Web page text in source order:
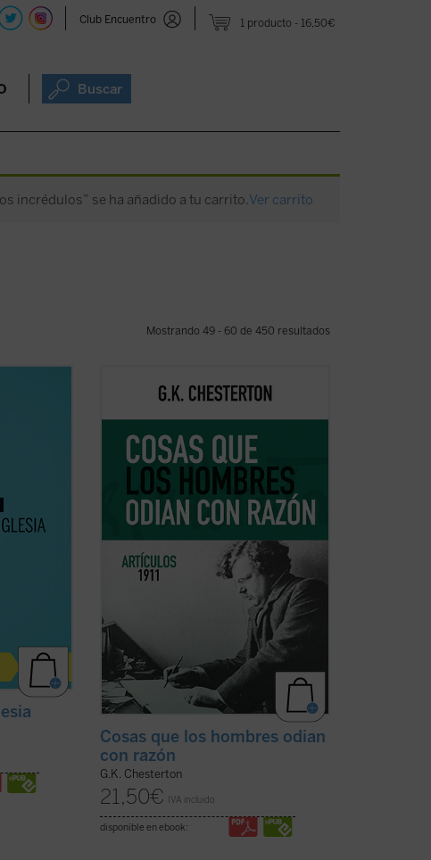
1 producto 16,50€
Club Encuentro
Buscar
incrédulos” se ha añadido a tu carrito.Ver carrito
Mostrando 49 - 60 de 450 resultados
una
e
quien se
es
se sienten
ante
Coincidiendo ahora con el 150
este sexto volumen de esta serie
contiene ensayos dedicados a la Navidad,
la literatura, las sufragistas, la prensa,
otros temas habituales y nombres tan
representativos en el ...
(ver ficha)
Cosas que los hombres odian
con razón
G.K. Chesterton
21,50€ IVA incluido
disponible en ebook: